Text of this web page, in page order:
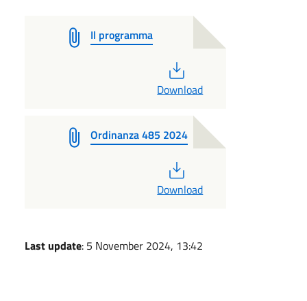
Il programma
Download
Ordinanza 485 2024
Download
Last update: 5 November 2024, 13:42